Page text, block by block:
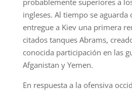
probablemente superiores a
ingleses. Al tiempo se aguarda
entregue a Kiev una primera
citados tanques Abrams,
conocida participación en las
Afganistan y Yemen.
En respuesta a la ofensiva